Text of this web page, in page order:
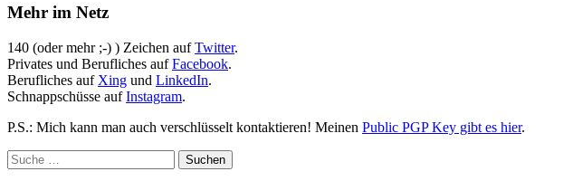
Mehr im Netz
140 (oder mehr ;-) ) Zeichen aufTwitter.
Privates und Berufliches aufFacebook.
Berufliches auf Xing und LinkedIn.
Schnappschüsse aufInstagram.
P.S.: Mich kann man auch verschlüsselt kontaktieren! Meinen Public PGP Key gibt es hier.